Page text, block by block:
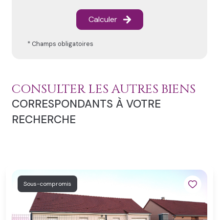
Calculer
* Champs obligatoires
CONSULTER LES AUTRES BIENS
CORRESPONDANTS À VOTRE
RECHERCHE
Sous-compromis